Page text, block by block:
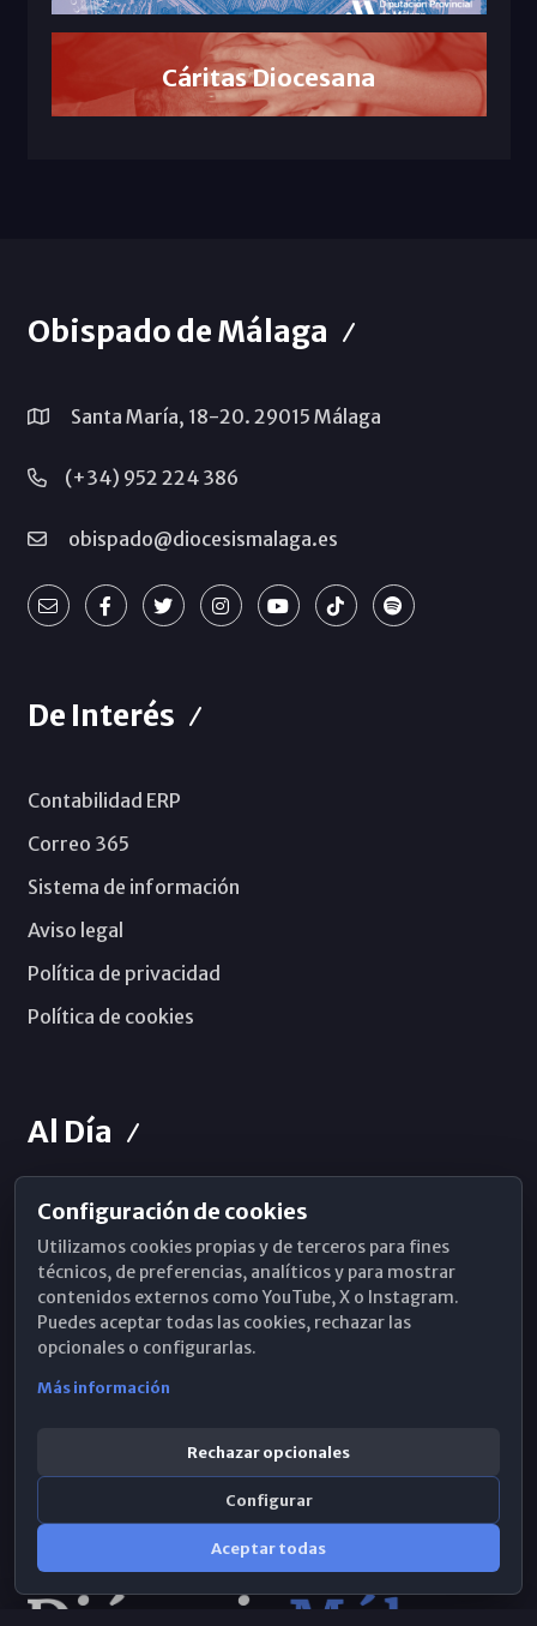
Cáritas Diocesana
Obispado de Málaga
Santa María, 18-20. 29015 Málaga
(+34) 952 224 386
obispado@diocesismalaga.es
De Interés
Contabilidad ERP
Correo 365
Sistema de información
Aviso legal
Política de privacidad
Política de cookies
Al Día
Horarios de Misa
Hemeroteca
WhatsApp
Configuración de cookies
Utilizamos cookies propias y de terceros para fines
técnicos, de preferencias, analíticos y para mostrar
contenidos externos como YouTube, X o Instagram.
Puedes aceptar todas las cookies, rechazar las
opcionales o configurarlas.
Más información
Rechazar opcionales
Configurar
Aceptar todas